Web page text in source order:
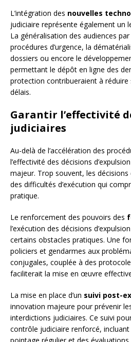
L’intégration des nouvelles
judiciaire représente également un
La généralisation des audiences
procédures d’urgence, la
dossiers ou encore le
permettant le dépôt en ligne des
protection contribueraient à réduire
délais.
Garantir l’effectivité
judiciaires
Au-delà de l’accélération des
l’effectivité des décisions
majeur. Trop souvent, les décisions
des difficultés d’exécution qui
pratique.
Le renforcement des pouvoirs des
l’exécution des décisions
certains obstacles pratiques. Une
policiers et gendarmes aux
conjugales, couplée à des
faciliterait la mise en œuvre
La mise en place d’un suivi post-
innovation majeure pour prévenir
interdictions judiciaires. Ce suivi
contrôle judiciaire renforcé,